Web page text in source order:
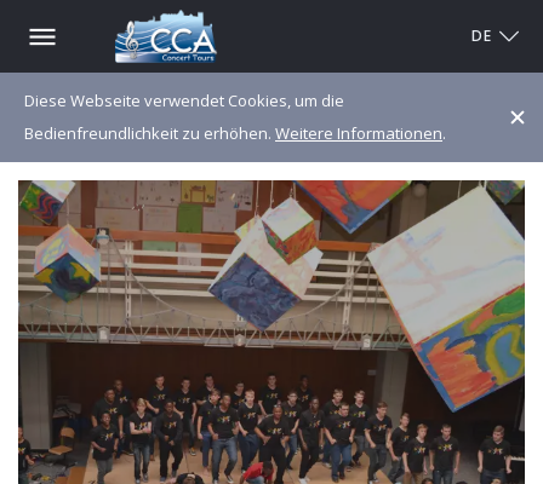
DE
Diese Webseite verwendet Cookies, um die
Bedienfreundlichkeit zu erhöhen. Weitere Informationen.